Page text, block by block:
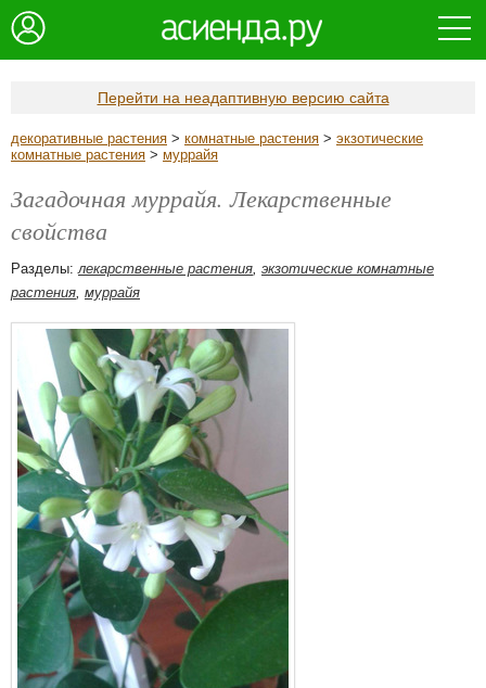
Перейти на неадаптивную версию сайта
декоративные растения > комнатные растения > экзотические
комнатные растения > муррайя
Загадочная муррайя. Лекарственные
свойства
Разделы:лекарственные растения, экзотические комнатные
растения, муррайя